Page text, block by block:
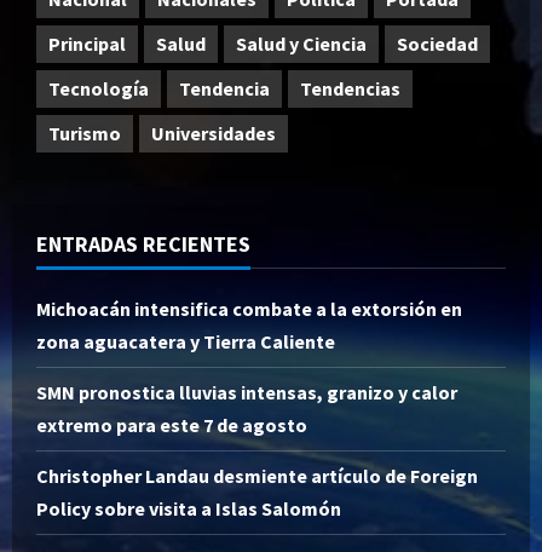
Principal
Salud Salud y Ciencia
Sociedad
Tecnología
Tendencia
Tendencias
Turismo
Universidades
ENTRADAS RECIENTES
Michoacán intensifica combate a la extorsión en
zona aguacatera y Tierra Caliente
SMN pronostica lluvias intensas, granizo y calor
extremo para este 7 de agosto
Christopher Landau desmiente artículo de Foreign
Policy sobre visita a Islas Salomón